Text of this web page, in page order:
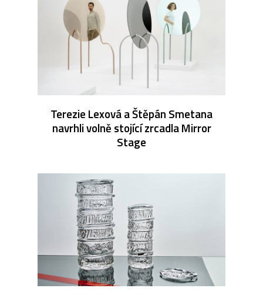
Terezie Lexová a Štěpán Smetana
navrhli volně stojící zrcadla Mirror
Stage